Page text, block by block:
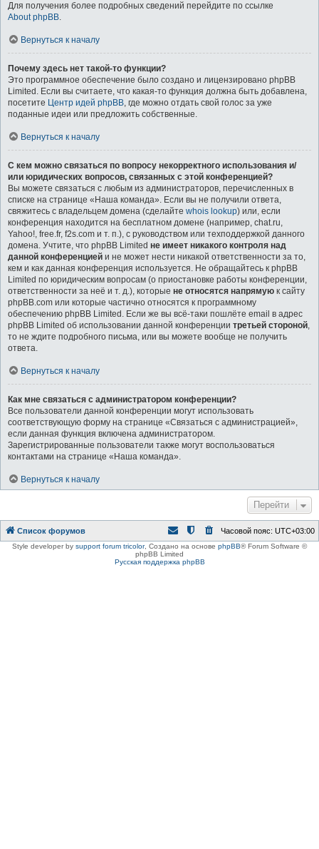
Для получения более подробных сведений перейдите по ссылке
About phpBB.
Вернуться к началу
Почему здесь нет такой-то функции?
Это программное обеспечение было создано и лицензировано phpBB
Limited. Если вы считаете, что какая-то функция должна быть добавлена,
посетите Центр идей phpBB, где можно отдать свой голос за уже
поданные идеи или предложить собственные.
Вернуться к началу
С кем можно связаться по вопросу некорректного использования и/
или юридических вопросов, связанных с этой конференцией?
Вы можете связаться с любым из администраторов, перечисленных в
списке на странице «Наша команда». Если вы не получили ответа,
свяжитесь с владельцем домена (сделайте whois lookup) или, если
конференция находится на бесплатном домене (например, chat.ru,
Yahoo!, free.fr, f2s.com и т. п.), с руководством или техподдержкой данного
домена. Учтите, что phpBB Limited не имеет никакого контроля над
данной конференцией и не может нести никакой ответственности за то,
кем и как данная конференция используется. Не обращайтесь к phpBB
Limited по юридическим вопросам (о приостановке работы конференции,
ответственности за неё и т. д.), которые не относятся напрямую к сайту
phpBB.com или которые частично относятся к программному
обеспечению phpBB Limited. Если же вы всё-таки пошлёте email в адрес
phpBB Limited об использовании данной конференции третьей стороной,
то не ждите подробного письма, или вы можете вообще не получить
ответа.
Вернуться к началу
Как мне связаться с администратором конференции?
Все пользователи данной конференции могут использовать
соответствующую форму на странице «Связаться с администрацией»,
если данная функция включена администратором.
Зарегистрированные пользователи также могут воспользоваться
контактами на странице «Наша команда».
Вернуться к началу
Перейти
Список форумов Часовой пояс: UTC+03:00
Style developer by support forum tricolor, Создано на основе phpBB® Forum Software ©
phpBB Limited
Русская поддержка phpBB